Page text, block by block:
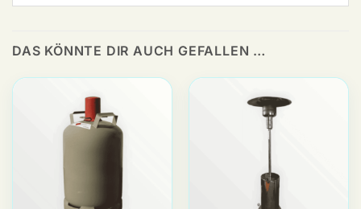
DAS KÖNNTE DIR AUCH GEFALLEN …